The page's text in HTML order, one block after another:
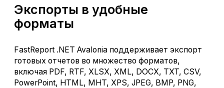
Экспорты в удобные
форматы
FastReport .NET Avalonia поддерживает экспорт
готовых отчетов во множество форматов,
включая PDF, RTF, XLSX, XML, DOCX, TXT, CSV,
PowerPoint, HTML, MHT, XPS, JPEG, BMP, PNG,